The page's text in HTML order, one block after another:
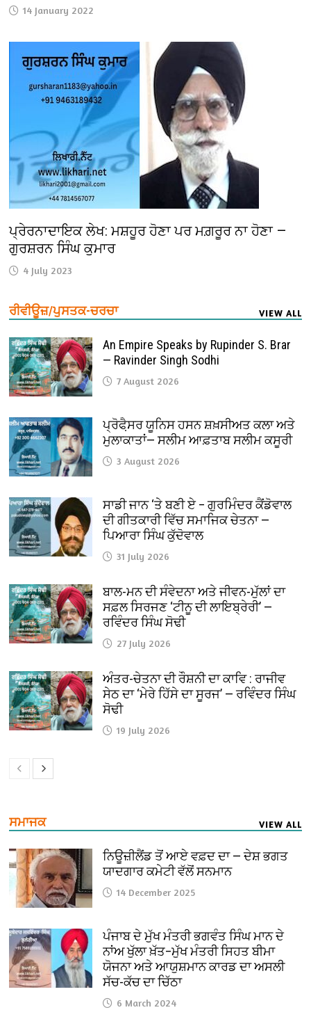
14 January 2022
ਪ੍ਰੇਰਨਾਦਾਇਕ ਲੇਖ: ਮਸ਼ਹੂਰ ਹੋਣਾ ਪਰ ਮਗ਼ਰੂਰ ਨਾ ਹੋਣਾ —
ਗੁਰਸ਼ਰਨ ਸਿੰਘ ਕੁਮਾਰ
4 July 2023
ਰੀਵੀਊਜ਼/ਪੁਸਤਕ-ਚਰਚਾ VIEW ALL
An Empire Speaks by Rupinder S. Brar
— Ravinder Singh Sodhi
7 August 2026
ਪ੍ਰੋਫੈ਼ਸਰ ਯੂਨਿਸ ਹਸਨ ਸ਼ਖ਼ਸੀਅਤ ਕਲਾ ਅਤੇ
ਮੁਲਾਕਾਤਾਂ— ਸਲੀਮ ਆਫ਼ਤਾਬ ਸਲੀਮ ਕਸੂਰੀ
3 August 2026
ਸਾਡੀ ਜਾਨ ‘ਤੇ ਬਣੀ ਏ – ਗੁਰਮਿੰਦਰ ਕੈਂਡੋਵਾਲ
ਦੀ ਗੀਤਕਾਰੀ ਵਿੱਚ ਸਮਾਜਿਕ ਚੇਤਨਾ —
ਪਿਆਰਾ ਸਿੰਘ ਕੁੱਦੋਵਾਲ
31 July 2026
ਬਾਲ-ਮਨ ਦੀ ਸੰਵੇਦਨਾ ਅਤੇ ਜੀਵਨ-ਮੁੱਲਾਂ ਦਾ
ਸਫ਼ਲ ਸਿਰਜਣ ‘ਟੀਨੂ ਦੀ ਲਾਇਬ੍ਰੇਰੀ’ —
ਰਵਿੰਦਰ ਸਿੰਘ ਸੋਢੀ
27 July 2026
ਅੰਤਰ-ਚੇਤਨਾ ਦੀ ਰੌਸ਼ਨੀ ਦਾ ਕਾਵਿ : ਰਾਜੀਵ
ਸੇਠ ਦਾ ‘ਮੇਰੇ ਹਿੱਸੇ ਦਾ ਸੂਰਜ’ — ਰਵਿੰਦਰ ਸਿੰਘ
ਸੋਢੀ
19 July 2026
ਸਮਾਜਕ VIEW ALL
ਨਿਊਜ਼ੀਲੈਂਡ ਤੋਂ ਆਏ ਵਫ਼ਦ ਦਾ — ਦੇਸ਼ ਭਗਤ
ਯਾਦਗਾਰ ਕਮੇਟੀ ਵੱਲੋਂ ਸਨਮਾਨ
14 December 2025
ਪੰਜਾਬ ਦੇ ਮੁੱਖ ਮੰਤਰੀ ਭਗਵੰਤ ਸਿੰਘ ਮਾਨ ਦੇ
ਨਾਂਅ ਖੁੱਲਾ ਖ਼ੱਤ–ਮੁੱਖ ਮੰਤਰੀ ਸਿਹਤ ਬੀਮਾ
ਯੋਜਨਾ ਅਤੇ ਆਯੁਸ਼ਮਾਨ ਕਾਰਡ ਦਾ ਅਸਲੀ
ਸੱਚ-ਕੱਚ ਦਾ ਚਿੱਠਾ
6 March 2024